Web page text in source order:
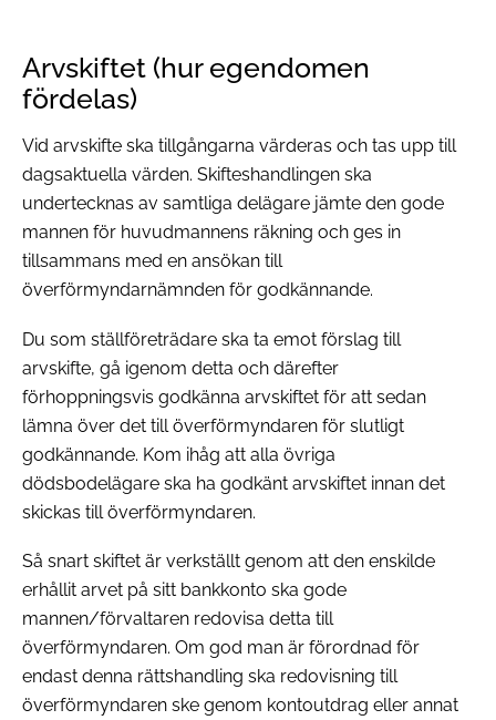
Arvskiftet (hur egendomen
fördelas)
Vid arvskifte ska tillgångarna värderas och tas upp till
dagsaktuella värden. Skifteshandlingen ska
undertecknas av samtliga delägare jämte den gode
mannen för huvudmannens räkning och ges in
tillsammans med en ansökan till
överförmyndarnämnden för godkännande.
Du som ställföreträdare ska ta emot förslag till
arvskifte, gå igenom detta och därefter
förhoppningsvis godkänna arvskiftet för att sedan
lämna över det till överförmyndaren för slutligt
godkännande. Kom ihåg att alla övriga
dödsbodelägare ska ha godkänt arvskiftet innan det
skickas till överförmyndaren.
Så snart skiftet är verkställt genom att den enskilde
erhållit arvet på sitt bankkonto ska gode
mannen/förvaltaren redovisa detta till
överförmyndaren. Om god man är förordnad för
endast denna rättshandling ska redovisning till
överförmyndaren ske genom kontoutdrag eller annat